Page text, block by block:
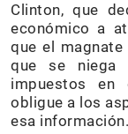
Clinton, que
económico a
que el
que se niega
impuestos en
obligue a los
esa información.